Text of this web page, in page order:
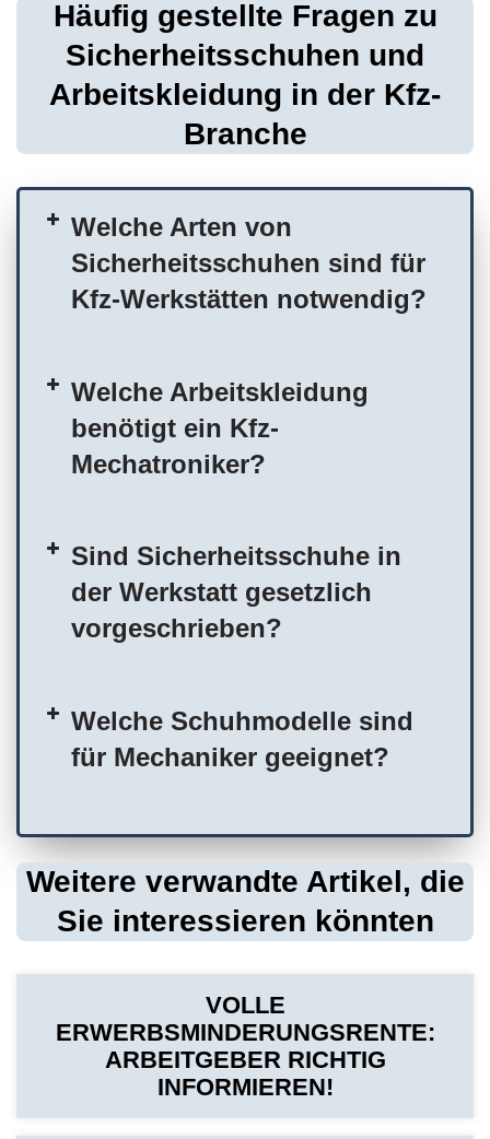
Häufig gestellte Fragen zu
Sicherheitsschuhen und
Arbeitskleidung in der Kfz-
Branche
Welche Arten von
Sicherheitsschuhen sind für
Kfz-Werkstätten notwendig?
Welche Arbeitskleidung
benötigt ein Kfz-
Mechatroniker?
Sind Sicherheitsschuhe in
der Werkstatt gesetzlich
vorgeschrieben?
Welche Schuhmodelle sind
für Mechaniker geeignet?
Weitere verwandte Artikel, die
Sie interessieren könnten
VOLLE
ERWERBSMINDERUNGSRENTE:
ARBEITGEBER RICHTIG
INFORMIEREN!